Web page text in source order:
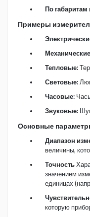
По
Примеры
Тепловые:
Световые:
Часовые:
Звуковые:
Основные
Диапазон
величины,
Точность
значением
единицах
которую